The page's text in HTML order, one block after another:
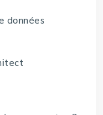
données